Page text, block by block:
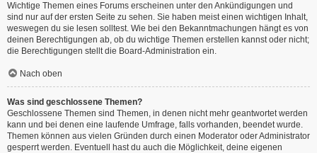
Wichtige Themen eines Forums erscheinen unter den Ankündigungen und
sind nur auf der ersten Seite zu sehen. Sie haben meist einen wichtigen Inhalt,
weswegen du sie lesen solltest. Wie bei den Bekanntmachungen hängt es von
deinen Berechtigungen ab, ob du wichtige Themen erstellen kannst oder nicht;
die Berechtigungen stellt die Board-Administration ein.
Nach oben
Was sind geschlossene Themen?
Geschlossene Themen sind Themen, in denen nicht mehr geantwortet werden
kann und bei denen eine laufende Umfrage, falls vorhanden, beendet wurde.
Themen können aus vielen Gründen durch einen Moderator oder Administrator
gesperrt werden. Eventuell hast du auch die Möglichkeit, deine eigenen